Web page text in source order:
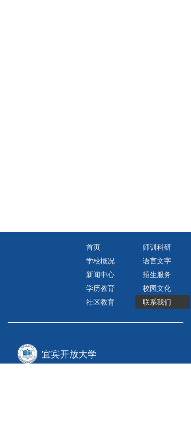
首页
学校概况
新闻中心
学历教育
社区教育
师训科研
语言文字
招生服务
校园文化
联系我们
宜宾开放大学